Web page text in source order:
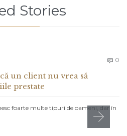
Stories
 0
un client nu vrea să
prestate
foarte multe tipuri de oameni, dar în